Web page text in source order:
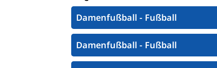
Damenfußball - Fußball
Damenfußball - Fußball
Ausfälle und Vertretungen
Deutsches Sportabzeichen